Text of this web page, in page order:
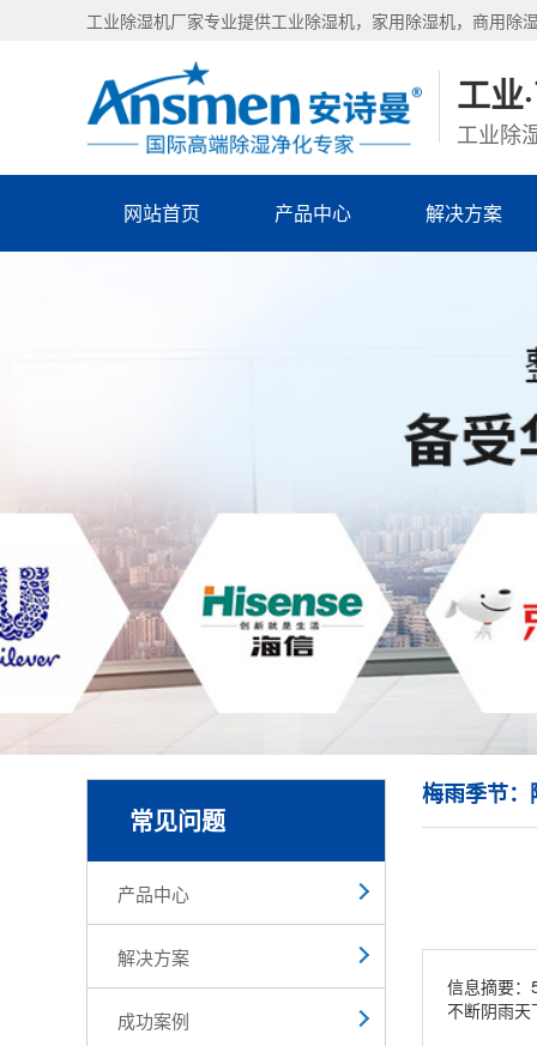
工业除湿机厂家专业提供工业除湿机，家用除湿机，商用除
工业
工业除
网站首页 产品中心 解决方案
常见问题
产品中心
解决方案
成功案例
梅雨季节
信息摘要：
不断阴雨天